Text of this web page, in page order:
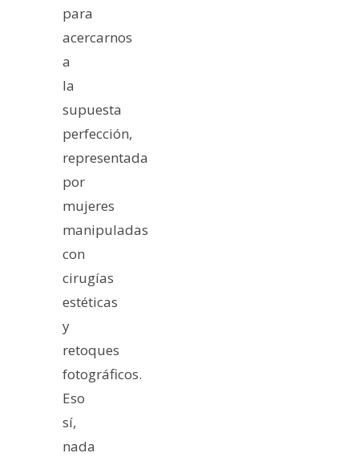
para
acercarnos
a
la
supuesta
perfección,
representada
por
mujeres
manipuladas
con
cirugías
estéticas
y
retoques
fotográficos.
Eso
sí,
nada